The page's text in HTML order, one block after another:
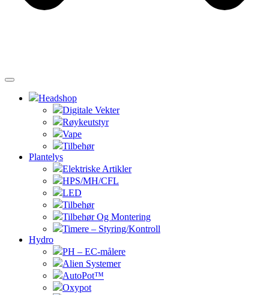
Headshop
Digitale Vekter
Røykeutstyr
Vape
Tilbehør
Plantelys
Elektriske Artikler
HPS/MH/CFL
LED
Tilbehør
Tilbehør Og Montering
Timere – Styring/Kontroll
Hydro
PH – EC-målere
Alien Systemer
AutoPot™
Oxypot